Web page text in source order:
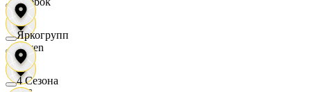
Seven
Яркогрупп
4 Сезона